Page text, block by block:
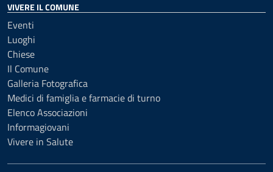
VIVERE IL COMUNE
Eventi
Luoghi
Chiese
Il Comune
Galleria Fotografica
Medici di famiglia e farmacie di turno
Elenco Associazioni
Informagiovani
Vivere in Salute